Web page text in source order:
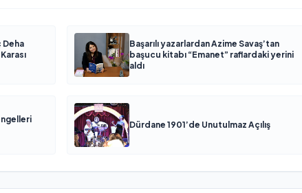
Deha
Başarılı yazarlardan Azime Savaş’tan
başucu kitabı “Emanet” raflardaki yerini
aldı
Dürdane 1901’de Unutulmaz Açılış